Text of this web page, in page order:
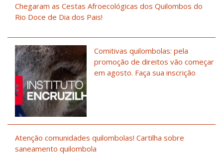
Chegaram as Cestas Afroecológicas dos Quilombos do
Rio Doce de Dia dos Pais!
Comitivas quilombolas: pela
promoção de direitos vão começar
em agosto. Faça sua inscrição
Atenção comunidades quilombolas! Cartilha sobre
saneamento quilombola